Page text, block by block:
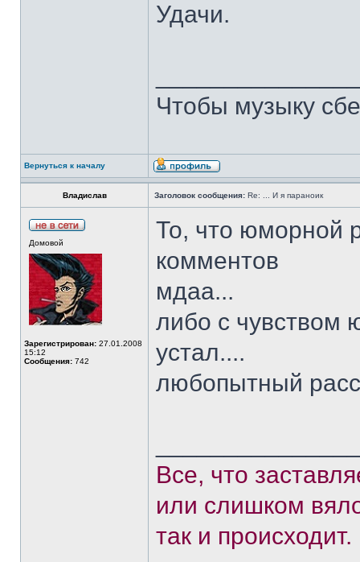
Удачи.
Чтобы музыку
Вернуться к началу
Владислав Заголовок сообщения: Re: ... И я параноик
Домовой
Зарегистрирован: 27.01.2008
15:12
Сообщения: 742
То, что юморной
комментов
мдаа...
либо с чувством
устал....
любопытный
Все, что
или слишком
так и происходит.